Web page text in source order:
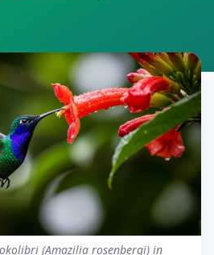
(Amazilia rosenbergi) in